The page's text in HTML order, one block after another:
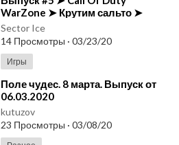
WarZone ➤ Крутим сальто ➤
Лучшие моменты ➤ Приколы ➤
Баги ➤ Фейлы ➤ Мемы
Sector Ice
14 Просмотры · 03/23/20
Игры
⁣Поле чудес. 8 марта. Выпуск от
06.03.2020
kutuzov
23 Просмотры · 03/08/20